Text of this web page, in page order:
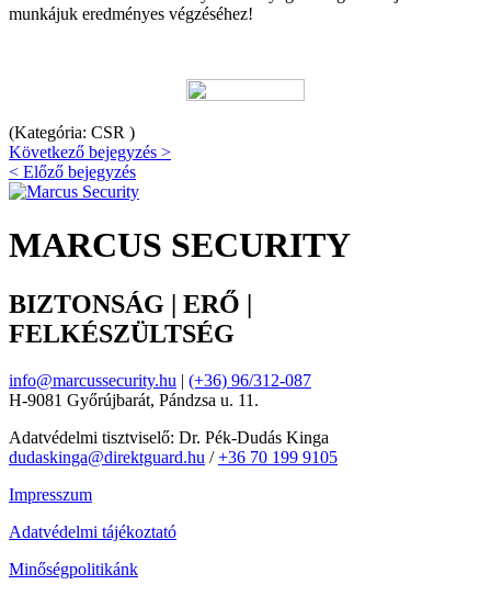
munkájuk eredményes végzéséhez!
(Kategória: CSR )
Következő bejegyzés >
< Előző bejegyzés
MARCUS SECURITY
BIZTONSÁG | ERŐ |
FELKÉSZÜLTSÉG
info@marcussecurity.hu | (+36) 96/312-087
H-9081 Győrújbarát, Pándzsa u. 11.
Adatvédelmi tisztviselő: Dr. Pék-Dudás Kinga
dudaskinga@direktguard.hu /+36 70 199 9105
Impresszum
Adatvédelmi tájékoztató
Minőségpolitikánk